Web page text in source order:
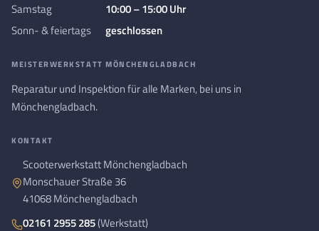
Samstag
10:00 – 15:00 Uhr
Sonn- & feiertags
geschlossen
MEISTERWERKSTATT MÖNCHENGLADBACH
Reparatur und Inspektion für alle Marken, bei uns in
Mönchengladbach.
KONTAKT
Scooterwerkstatt Mönchengladbach
Monschauer Straße 36
41068 Mönchengladbach
02161 2955 285(Werkstatt)